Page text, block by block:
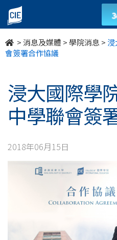
浸
大
國
學
院
與
香
>消息及媒體 >學院消息 >
會簽署合作協議
浸大國際學
中學聯會簽
2018年06月15日